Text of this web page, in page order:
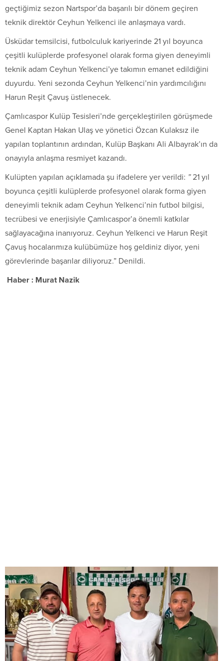
geçtiğimiz sezon Nartspor’da başarılı bir dönem geçiren
teknik direktör Ceyhun Yelkenci ile anlaşmaya vardı.
Üsküdar temsilcisi, futbolculuk kariyerinde 21 yıl boyunca
çeşitli kulüplerde profesyonel olarak forma giyen deneyimli
teknik adam Ceyhun Yelkenci’ye takımın emanet edildiğini
duyurdu. Yeni sezonda Ceyhun Yelkenci’nin yardımcılığını
Harun Reşit Çavuş üstlenecek.
Çamlıcaspor Kulüp Tesisleri’nde gerçekleştirilen görüşmede
Genel Kaptan Hakan Ulaş ve yönetici Özcan Kulaksız ile
yapılan toplantının ardından, Kulüp Başkanı Ali Albayrak’ın da
onayıyla anlaşma resmiyet kazandı.
Kulüpten yapılan açıklamada şu ifadelere yer verildi: ”21 yıl
boyunca çeşitli kulüplerde profesyonel olarak forma giyen
deneyimli teknik adam Ceyhun Yelkenci’nin futbol bilgisi,
tecrübesi ve enerjisiyle Çamlıcaspor’a önemli katkılar
sağlayacağına inanıyoruz. Ceyhun Yelkenci ve Harun Reşit
Çavuş hocalarımıza kulübümüze hoş geldiniz diyor, yeni
görevlerinde başarılar diliyoruz.” Denildi.
Haber : Murat Nazik